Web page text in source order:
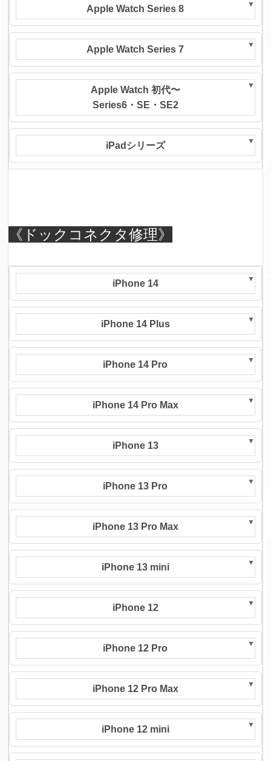
Apple Watch Series 8
Apple Watch Series 7
Apple Watch 初代〜
Series6・SE・SE2
iPadシリーズ
《ドックコネクタ修理》
iPhone 14
iPhone 14 Plus
iPhone 14 Pro
iPhone 14 Pro Max
iPhone 13
iPhone 13 Pro
iPhone 13 Pro Max
iPhone 13 mini
iPhone 12
iPhone 12 Pro
iPhone 12 Pro Max
iPhone 12 mini